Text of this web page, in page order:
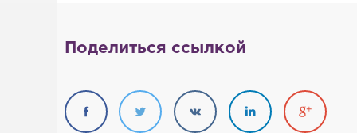
Поделиться ссылкой